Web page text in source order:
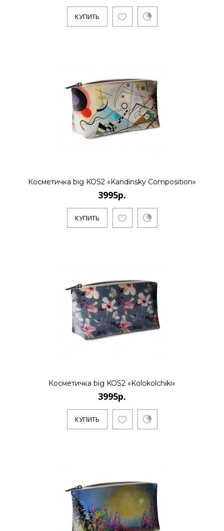
КУПИТЬ
Косметичка big KOS2 «Kandinsky Composition»
3995р.
КУПИТЬ
Косметичка big KOS2 «Kolokolchiki»
3995р.
КУПИТЬ